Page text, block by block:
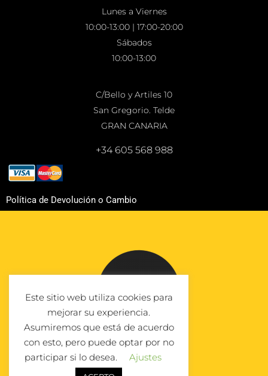
Lunes a Viernes
10:00-13:00 | 17:00-20:00
Sábados
10:00-13:00
C/Bello y Artiles 10
San Gregorio. Telde
GRAN CANARIA
+34 605 568 988
Política de Devolución o Cambio
Este sitio web utiliza cookies para
mejorar su experiencia.
Asumiremos que está de acuerdo
con esto, pero puede optar por no
participar si lo desea.
Ajustes